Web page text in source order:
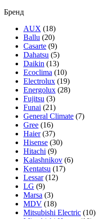
Бренд
AUX (18)
Ballu (20)
Casarte (9)
Dahatsu (5)
Daikin (13)
Ecoclima (10)
Electrolux (19)
Energolux (28)
Fujitsu (3)
Funai (21)
General Climate (7)
Gree (16)
Haier (37)
Hisense (30)
Hitachi (9)
Kalashnikov (6)
Kentatsu (17)
Lessar (12)
LG (9)
Marsa (3)
MDV (18)
Mitsubishi Electric (10)